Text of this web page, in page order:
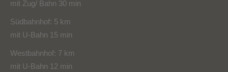
mit Zug/ Bahn 30 min
Südbahnhof: 5 km
mit U-Bahn 15 min
Westbahnhof: 7 km
mit U-Bahn 12 min